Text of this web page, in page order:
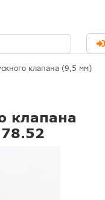
клапана (9,5 мм)
клапана